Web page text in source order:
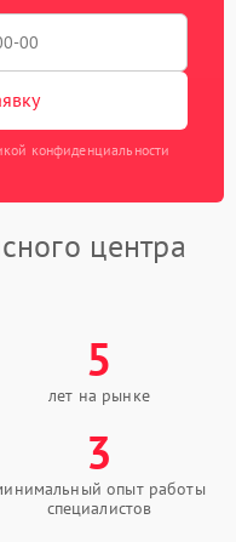
конфиденциальности
центра
5
лет на рынке
3
опыт работы
специалистов